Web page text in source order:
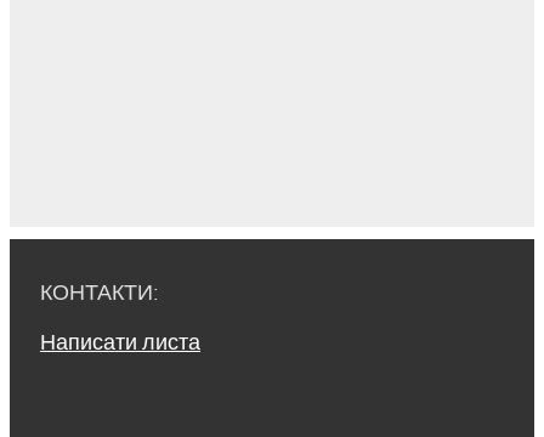
КОНТАКТИ:
Написати листа